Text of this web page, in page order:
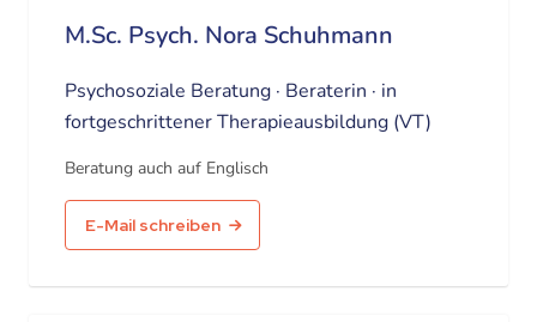
M.Sc. Psych. Nora Schuhmann
Psychosoziale Beratung · Beraterin · in
fortgeschrittener Therapieausbildung (VT)
Beratung auch auf Englisch
E-Mail schreiben